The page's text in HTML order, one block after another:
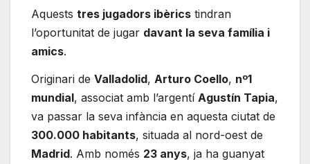
Aquests tres jugadors ibèrics tindran
l’oportunitat de jugar davant la seva família i
amics.
Originari de Valladolid, Arturo Coello, nº1
mundial, associat amb l’argentí Agustín Tapia,
va passar la seva infància en aquesta ciutat de
300.000 habitants, situada al nord-oest de
Madrid. Amb només 23 anys, ja ha guanyat